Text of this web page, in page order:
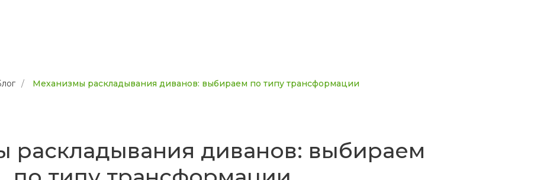
/ Механизмы раскладывания диванов: выбираем по типу трансформации
раскладывания диванов: выбираем